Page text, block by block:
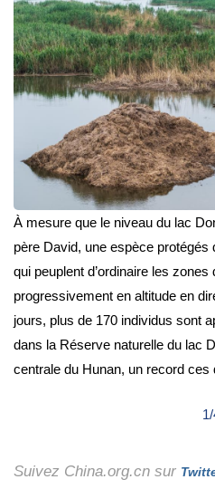
À mesure que le niveau du lac
père David, une espèce protégés
qui peuplent d’ordinaire les
progressivement en altitude en
jours, plus de 170 individus sont
dans la Réserve naturelle du lac
centrale du Hunan, un record ces
Suivez China.org.cn sur